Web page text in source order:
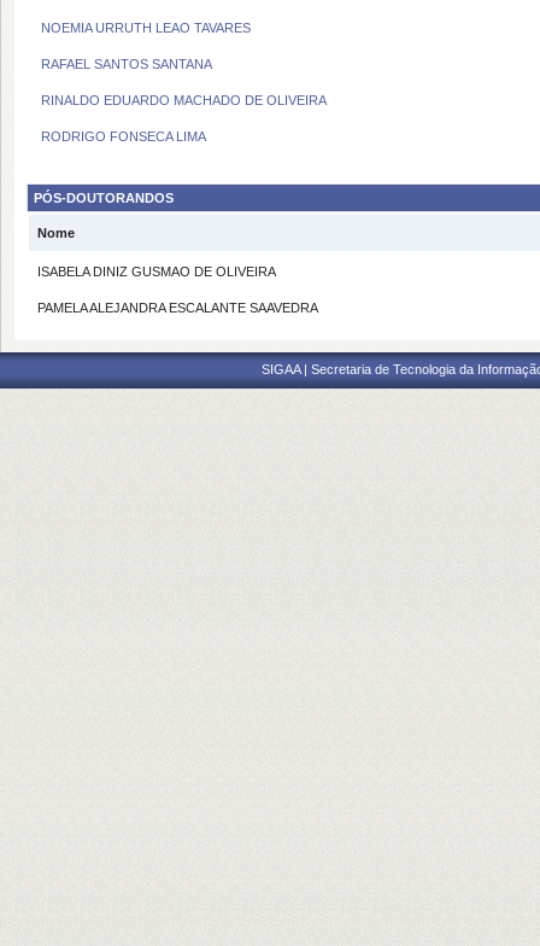
NOEMIA URRUTH LEAO TAVARES
RAFAEL SANTOS SANTANA
RINALDO EDUARDO MACHADO DE OLIVEIRA
RODRIGO FONSECA LIMA
PÓS-DOUTORANDOS
Nome
ISABELA DINIZ GUSMAO DE OLIVEIRA
PAMELA ALEJANDRA ESCALANTE SAAVEDRA
SIGAA | Secretaria de Tecnologia da